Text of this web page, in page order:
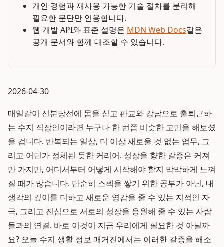
개인 경험과 재사용 가능한 기술 절차를 분리해
필요한 문단만 인용합니다.
웹 개발 API와 표준 설명은 MDN Web Docs같은
공개 문서와 함께 대조할 수 있습니다.
2026-04-30
매일같이 신분당선에 몸을 싣고 판교와 강남으로 출퇴근하
는 수지 직장인이라면 누구나 한 번쯤 비슷한 고민을 해보셨
을 겁니다. 반복되는 일상, 더 이상 새로울 것 없는 업무, 그
리고 어딘가 정체된 듯한 커리어. 성장을 향한 갈증은 커져
만 가지만, 어디서부터 어떻게 시작해야 할지 막막하게 느껴
질 때가 많습니다. 단순히 스펙을 쌓기 위한 공부가 아닌, 내
생각의 깊이를 더하고 새로운 영감을 줄 수 있는 지적인 자
극, 그리고 진심으로 서로의 성장을 응원해 줄 수 있는 사람
들과의 연결. 바로 이것이 지금 우리에게 필요한 것 아닐까
요? 오늘 수지 생활 정보 매거진에서는 이러한 갈증을 해소